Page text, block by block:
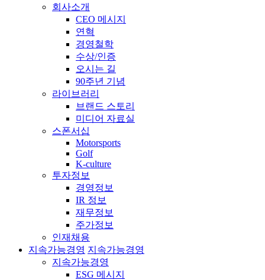
회사소개
CEO 메시지
연혁
경영철학
수상/인증
오시는 길
90주년 기념
라이브러리
브랜드 스토리
미디어 자료실
스폰서십
Motorsports
Golf
K-culture
투자정보
경영정보
IR 정보
재무정보
주가정보
인재채용
지속가능경영 지속가능경영
지속가능경영
ESG 메시지